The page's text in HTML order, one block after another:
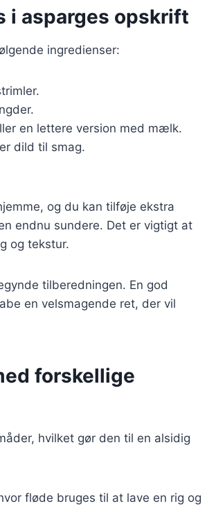
i asparges opskrift
ingredienser:
en lettere version med mælk.
dild til smag.
og du kan tilføje ekstra
endnu sundere. Det er vigtigt at
og tekstur.
tilberedningen. En god
en velsmagende ret, der vil
forskellige
hvilket gør den til en alsidig
fløde bruges til at lave en rig og